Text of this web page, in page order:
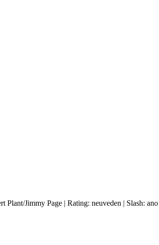
Plant/Jimmy Page | Rating: neuveden | Slash: